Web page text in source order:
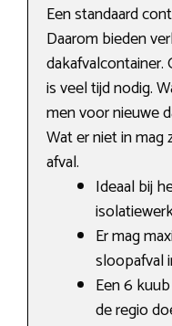
Een standaard
Daarom bieden
is veel tijd nodig.
men voor nieuwe
Wat er niet in
afval.
Ideaal bij
Er mag
sloopafval
Een 6
de regio